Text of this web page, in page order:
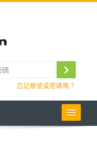
登
忘記帳號或密碼嗎？